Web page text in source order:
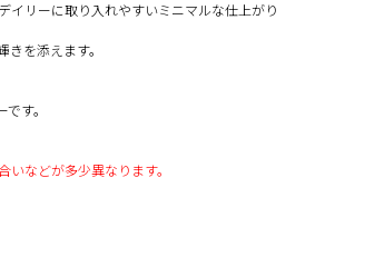
イリーに取り入れやすいミニマルな仕上がり
を添えます。
す。
などが多少異なります。